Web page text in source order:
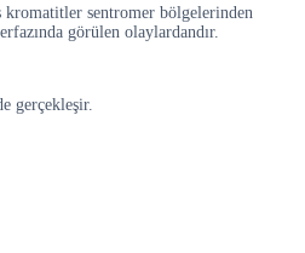
sentromer bölgelerinden
görülen olaylardandır.
gerçekleşir.